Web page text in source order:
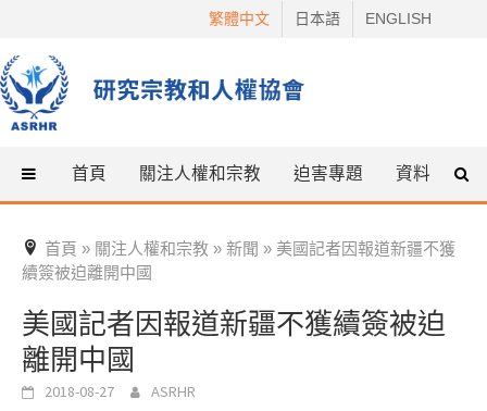
content
繁體中文 日本語 ENGLISH
首頁 關注人權和宗教 迫害專題 資料 什
首頁 » 關注人權和宗教 » 新聞 » 美國記者因報道新疆不獲
續簽被迫離開中國
美國記者因報道新疆不獲續簽被迫
離開中國
2018-08-27 ASRHR